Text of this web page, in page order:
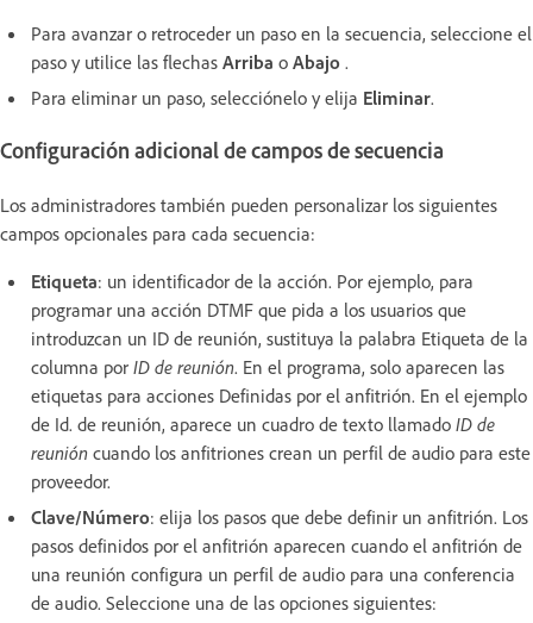
Para avanzar o retroceder un paso en la secuencia, seleccione el
paso y utilice las flechas Arriba o Abajo .
Para eliminar un paso, selecciónelo y elija Eliminar.
Configuración adicional de campos de secuencia
Los administradores también pueden personalizar los siguientes
campos opcionales para cada secuencia:
Etiqueta: un identificador de la acción. Por ejemplo, para
programar una acción DTMF que pida a los usuarios que
introduzcan un ID de reunión, sustituya la palabra Etiqueta de la
columna por ID de reunión. En el programa, solo aparecen las
etiquetas para acciones Definidas por el anfitrión. En el ejemplo
de Id. de reunión, aparece un cuadro de texto llamado ID de
reunión cuando los anfitriones crean un perfil de audio para este
proveedor.
Clave/Número: elija los pasos que debe definir un anfitrión. Los
pasos definidos por el anfitrión aparecen cuando el anfitrión de
una reunión configura un perfil de audio para una conferencia
de audio. Seleccione una de las opciones siguientes: